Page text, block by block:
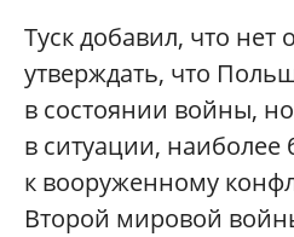
Туск добавил, что нет
утверждать, что
в состоянии войны,
в ситуации, наиболее
к вооруженному
Второй мировой